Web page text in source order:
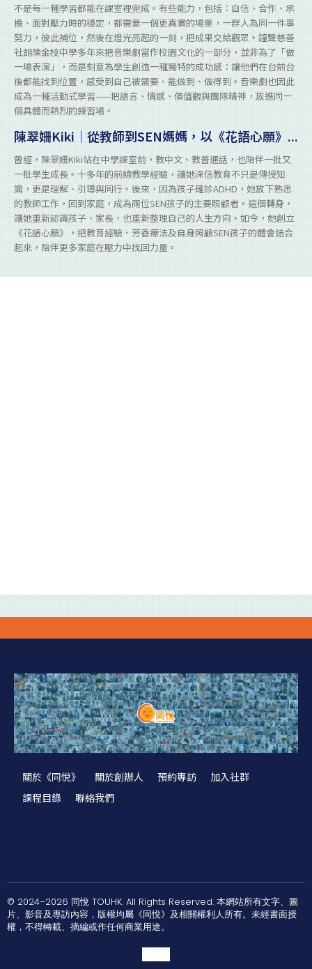
不是每一種學習都能在課室裡完成。有些能力，包括：自信、合作、承
擔、面對壓力時的穩定，都需要一個更真實的場景，一群人為同一件事
努力，彼此補位，然後在燈光亮起的一刻，把成果交給觀眾。鐘聲慈善
社胡陳金枝中學多年來把音樂劇當作校園文化的一部分，並非為了「做
一場表演」，而是刻意為學生創造一種獨特的成功感：讓他們在台前台
後都能找到位置，感受到自己被需要、能做到、做得到。音樂劇也因此
成為一種活動式學習——把語言、情感、價值觀與團隊精神，放進同一
個具體而熱烈的練習場。
陳翠姍Kiki｜從教師到SEN媽媽，以《花語心願》...
曾經，陳翠姍Kiki站在中學課室前，教中文、教普通話，也陪伴一批又
一批學生成長。十多年的前線教學經驗，讓她深信教育不只是傳授知
識，更是理解、引導與同行。後來，因為孩子確診ADHD，她放下熟悉
的教師工作，回到家庭，成為兩位SEN孩子的主要照顧者。這個轉身，
讓她重新認識孩子、家長，也重新整理自己的人生方向。如今，她創立
《花語心願》，把教育經驗、芳香療法及自身照顧SEN孩子的體會結合
起來，陪伴更多家庭在壓力中找回力量。
關於《同悅》 關於創辦人 預約專訪
加入社群
課程目錄
聯絡我們
© 2024–2026 同悅 TOUHK. All Rights Reserved. 本網站所有文字、圖
片、影音及專訪內容，版權均屬《同悅》及相關權利人所有。未經書面授
權，不得轉載、摘編或作任何商業用途。